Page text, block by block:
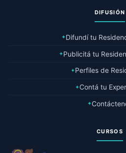
DIFUSIÓN
✦Difundí tu
✦Publicitá tu
✦Perfiles de
✦Contá tu
✦
CURSOS